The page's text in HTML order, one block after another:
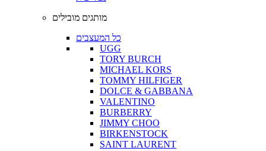
מותגים מובילים
כל המעצבים
UGG
TORY BURCH
MICHAEL KORS
TOMMY HILFIGER
DOLCE & GABBANA
VALENTINO
BURBERRY
JIMMY CHOO
BIRKENSTOCK
SAINT LAURENT